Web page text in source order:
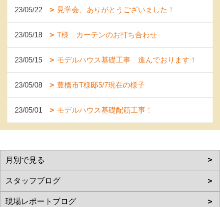
23/05/22 見学会、ありがとうございました！
23/05/18 T様 カーテンのお打ち合わせ
23/05/15 モデルハウス基礎工事 進んでおります！
23/05/08 豊橋市T様邸5/7現在の様子
23/05/01 モデルハウス基礎配筋工事！